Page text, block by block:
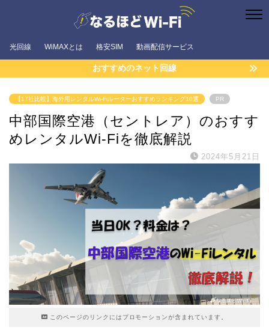
光回線 WiMAXとは 格安SIM 動画配信サービス
おすすめのネット回線
【17社比較】海外用レンタルWi-Fiルーターおすすめランキング10選 PR
中部国際空港（セントレア）のおすす
めレンタルWi-Fiを徹底解説
2024年5月21日
このページのリンクにはプロモーションが含まれています。